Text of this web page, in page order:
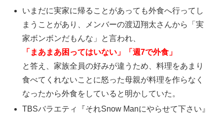
いまだに実家に帰ることがあっても外食へ行ってし
まうことがあり、メンバーの渡辺翔太さんから「実
家ボンボンだもんな」と言われ、
「まあまあ困ってはいない」「週7で外食」
と答え、家族全員の好みが違うため、料理をあまり
食べてくれないことに怒った母親が料理を作らなく
なったから外食をしていると明かしていた。
TBSバラエティ『それSnow Manにやらせて下さい』